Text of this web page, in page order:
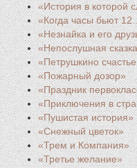
«История в которой
«Когда часы бьют
«Незнайка и его
«Непослушная
«Петрушкино
«Пожарный дозор»
«Праздник
«Приключения в
«Пушистая история»
«Снежный цветок»
«Трем и Компания»
«Третье желание»